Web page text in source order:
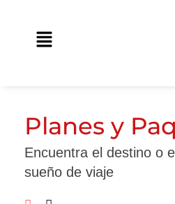
Main
Planes y
Encuentra el destino o
sueño de viaje